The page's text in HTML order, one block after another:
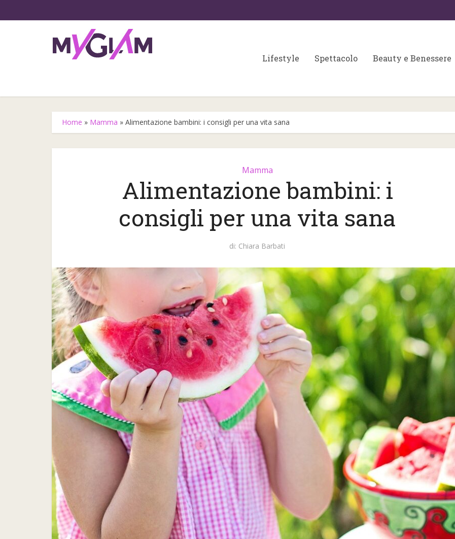
Lifestyle Spettacolo Beauty e Benessere
Home » Mamma » Alimentazione bambini: i consigli per una vita sana
Mamma
Alimentazione bambini: i
consigli per una vita sana
di: Chiara Barbati
Gli step fondamentali per
la skin care
Colori matrimonio 2026:
partecipazioni e
wedding...